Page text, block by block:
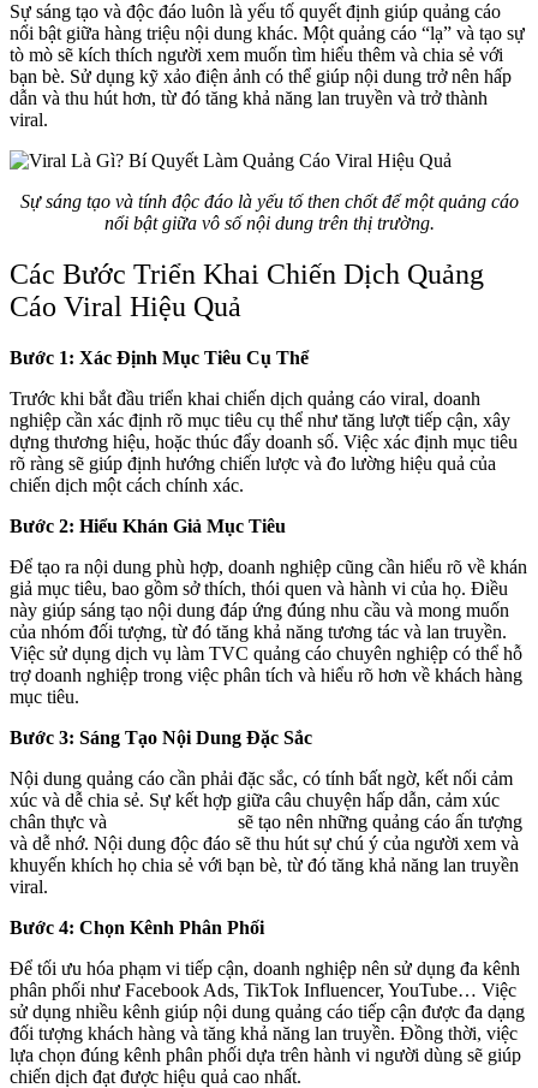
Sự sáng tạo và độc đáo luôn là yếu tố quyết định giúp quảng cáo
nổi bật giữa hàng triệu nội dung khác. Một quảng cáo “lạ” và tạo sự
tò mò sẽ kích thích người xem muốn tìm hiểu thêm và chia sẻ với
bạn bè. Sử dụng kỹ xảo điện ảnh có thể giúp nội dung trở nên hấp
dẫn và thu hút hơn, từ đó tăng khả năng lan truyền và trở thành
viral.
Sự sáng tạo và tính độc đáo là yếu tố then chốt để một quảng cáo
nổi bật giữa vô số nội dung trên thị trường.
Các Bước Triển Khai Chiến Dịch Quảng
Cáo Viral Hiệu Quả
Bước 1: Xác Định Mục Tiêu Cụ Thể
Trước khi bắt đầu triển khai chiến dịch quảng cáo viral, doanh
nghiệp cần xác định rõ mục tiêu cụ thể như tăng lượt tiếp cận, xây
dựng thương hiệu, hoặc thúc đẩy doanh số. Việc xác định mục tiêu
rõ ràng sẽ giúp định hướng chiến lược và đo lường hiệu quả của
chiến dịch một cách chính xác.
Bước 2: Hiểu Khán Giả Mục Tiêu
Để tạo ra nội dung phù hợp, doanh nghiệp cũng cần hiểu rõ về khán
giả mục tiêu, bao gồm sở thích, thói quen và hành vi của họ. Điều
này giúp sáng tạo nội dung đáp ứng đúng nhu cầu và mong muốn
của nhóm đối tượng, từ đó tăng khả năng tương tác và lan truyền.
Việc sử dụng dịch vụ làm TVC quảng cáo chuyên nghiệp có thể hỗ
trợ doanh nghiệp trong việc phân tích và hiểu rõ hơn về khách hàng
mục tiêu.
Bước 3: Sáng Tạo Nội Dung Đặc Sắc
Nội dung quảng cáo cần phải đặc sắc, có tính bất ngờ, kết nối cảm
xúc và dễ chia sẻ. Sự kết hợp giữa câu chuyện hấp dẫn, cảm xúc
chân thực và
sẽ tạo nên những quảng cáo ấn tượng
và dễ nhớ. Nội dung độc đáo sẽ thu hút sự chú ý của người xem và
khuyến khích họ chia sẻ với bạn bè, từ đó tăng khả năng lan truyền
viral.
Bước 4: Chọn Kênh Phân Phối
Để tối ưu hóa phạm vi tiếp cận, doanh nghiệp nên sử dụng đa kênh
phân phối như Facebook Ads, TikTok Influencer, YouTube… Việc
sử dụng nhiều kênh giúp nội dung quảng cáo tiếp cận được đa dạng
đối tượng khách hàng và tăng khả năng lan truyền. Đồng thời, việc
lựa chọn đúng kênh phân phối dựa trên hành vi người dùng sẽ giúp
chiến dịch đạt được hiệu quả cao nhất.